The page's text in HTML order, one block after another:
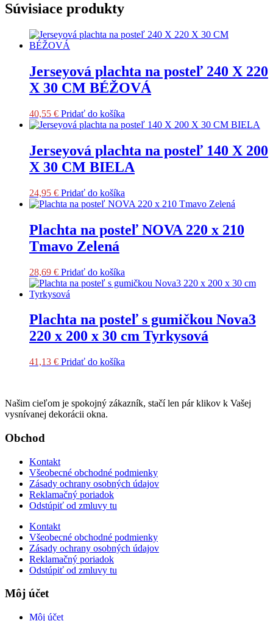
Súvisiace produkty
Jerseyová plachta na posteľ 240 X 220
X 30 CM BÉŽOVÁ
40,55 € Pridať do košíka
Jerseyová plachta na posteľ 140 X 200
X 30 CM BIELA
24,95 € Pridať do košíka
Plachta na posteľ NOVA 220 x 210
Tmavo Zelená
28,69 € Pridať do košíka
Plachta na posteľ s gumičkou Nova3
220 x 200 x 30 cm Tyrkysová
41,13 € Pridať do košíka
Našim cieľom je spokojný zákazník, stačí len pár klikov k Vašej
vysnívanej dekorácii okna.
Obchod
Kontakt
Všeobecné obchodné podmienky
Zásady ochrany osobných údajov
Reklamačný poriadok
Odstúpiť od zmluvy tu
Kontakt
Všeobecné obchodné podmienky
Zásady ochrany osobných údajov
Reklamačný poriadok
Odstúpiť od zmluvy tu
Môj účet
Môj účet